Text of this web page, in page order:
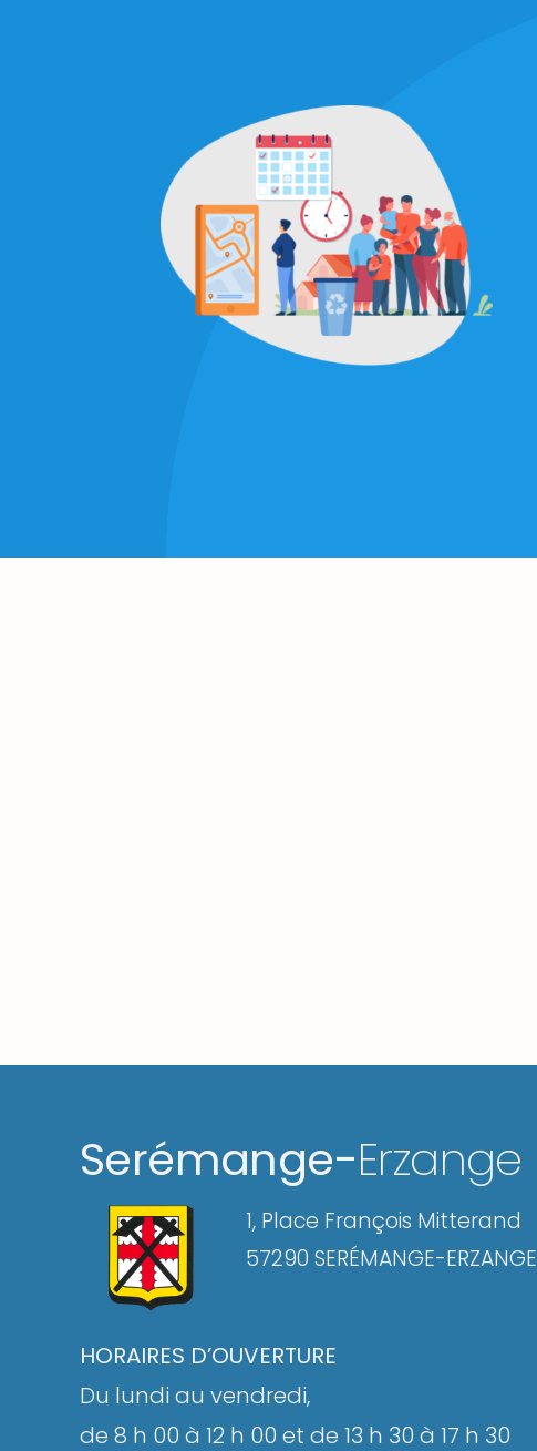
Serémange-Erzange
1, Place François Mitterand
57290 SERÉMANGE-ERZANGE
HORAIRES D’OUVERTURE
Du lundi au vendredi,
de 8 h 00 à 12 h 00 et de 13 h 30 à 17 h 30